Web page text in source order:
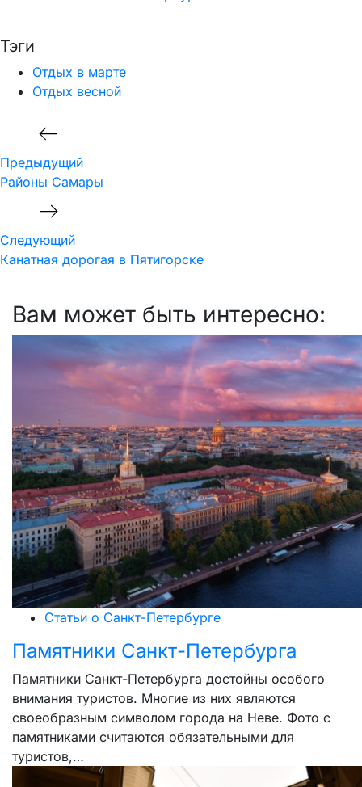
Тэги
Отдых в марте
Отдых весной
Навигация
по
записям
Предыдущий
Районы Самары
Следующий
Канатная дорогая в Пятигорске
Вам может быть интересно:
Статьи о Санкт-Петербурге
Памятники Санкт-Петербурга
Памятники Санкт-Петербурга достойны особого
внимания туристов. Многие из них являются
своеобразным символом города на Неве. Фото с
памятниками считаются обязательными для
туристов,…